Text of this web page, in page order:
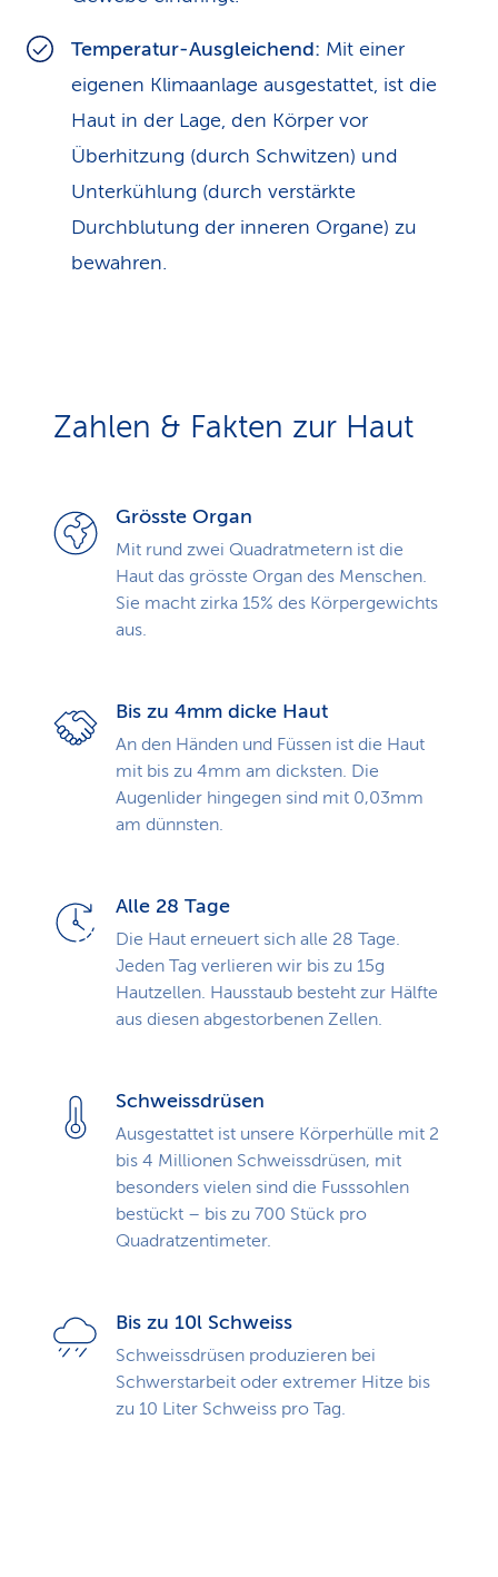
Temperatur-Ausgleichend: Mit einer
eigenen Klimaanlage ausgestattet, ist die
Haut in der Lage, den Körper vor
Überhitzung (durch Schwitzen) und
Unterkühlung (durch verstärkte
Durchblutung der inneren Organe) zu
bewahren.
Zahlen & Fakten zur Haut
Grösste Organ
Mit rund zwei Quadratmetern ist die
Haut das grösste Organ des Menschen.
Sie macht zirka 15% des Körpergewichts
aus.
Bis zu 4mm dicke Haut
An den Händen und Füssen ist die Haut
mit bis zu 4mm am dicksten. Die
Augenlider hingegen sind mit 0,03mm
am dünnsten.
Alle 28 Tage
Die Haut erneuert sich alle 28 Tage.
Jeden Tag verlieren wir bis zu 15g
Hautzellen. Hausstaub besteht zur Hälfte
aus diesen abgestorbenen Zellen.
Schweissdrüsen
Ausgestattet ist unsere Körperhülle mit 2
bis 4 Millionen Schweissdrüsen, mit
besonders vielen sind die Fusssohlen
bestückt – bis zu 700 Stück pro
Quadratzentimeter.
Bis zu 10l Schweiss
Schweissdrüsen produzieren bei
Schwerstarbeit oder extremer Hitze bis
zu 10 Liter Schweiss pro Tag.